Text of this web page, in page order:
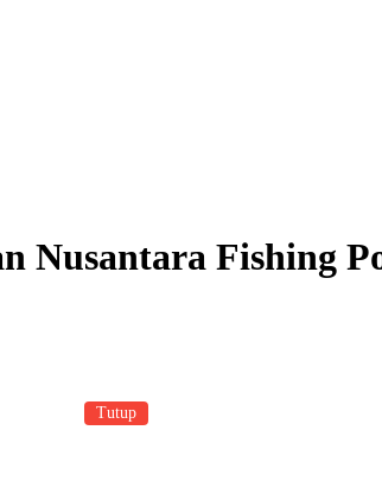
Nusantara Fishing
Tutup